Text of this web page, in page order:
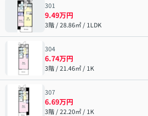
301
9.49万円
3階 / 28.86㎡ / 1LDK
304
6.74万円
3階 / 21.46㎡ / 1K
307
6.69万円
3階 / 22.20㎡ / 1K